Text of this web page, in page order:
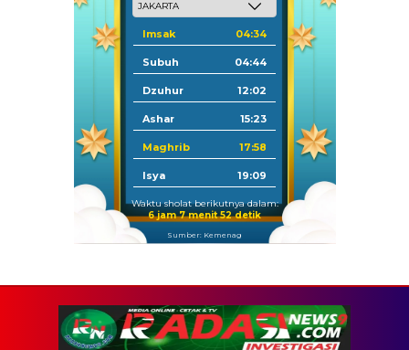
Imsak 04:34
Subuh 04:44
Dzuhur 12:02
Ashar 15:23
Maghrib 17:58
Isya 19:09
Waktu sholat berikutnya dalam:
6 jam 7 menit 52 detik
Sumber: Kemenag